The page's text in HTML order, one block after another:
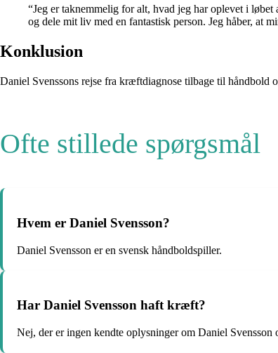
“Jeg er taknemmelig for alt, hvad jeg har oplevet i
og dele mit liv med en fantastisk person. Jeg håber, at
Konklusion
Daniel Svenssons rejse fra kræftdiagnose tilbage til
Ofte stillede spørgsmål
Hvem er Daniel Svensson?
Daniel Svensson er en svensk håndboldspiller.
Har Daniel Svensson haft kræft?
Nej, der er ingen kendte oplysninger om Daniel Svensson